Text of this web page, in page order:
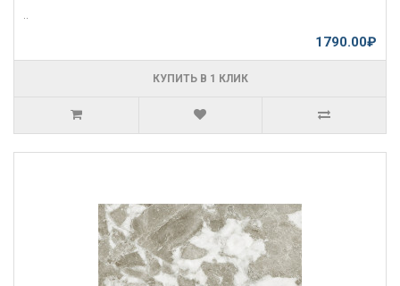
..
1790.00₽
КУПИТЬ В 1 КЛИК